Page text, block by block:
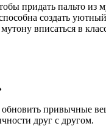
придать пальто из
создать
вписаться в
обновить привычные
друг с другом.